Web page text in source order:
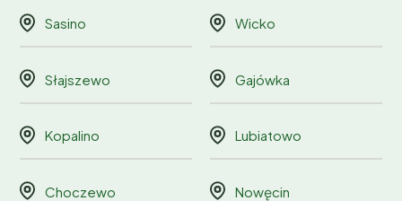
Sasino Wicko
Słajszewo Gajówka
Kopalino Lubiatowo
Choczewo Nowęcin